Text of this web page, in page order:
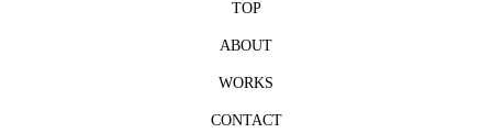
TOP
ABOUT
WORKS
CONTACT